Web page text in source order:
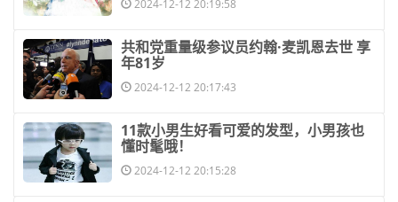
2024-12-12 20:19:58
​共和党重量级参议员约翰·麦凯恩去世 享
年81岁
2024-12-12 20:17:43
​11款小男生好看可爱的发型，小男孩也
懂时髦哦！
2024-12-12 20:15:28